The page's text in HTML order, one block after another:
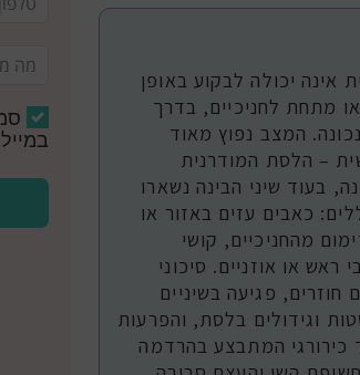
אינה יכולה לבקוע באופן
מתחת לחניכיים, בדרך
המצב נפוץ מאוד
– הלסת המודרנית
בעוד שיני הבינה נשארו
כאבים עזים באזור או
מהחניכיים, קושי
או אוזניים. סיכוני
פגיעה בשיניים
וגידולים בלסת, והפרעות
כירורגי המתבצע בהרדמה